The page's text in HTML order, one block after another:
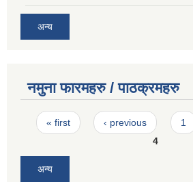
अन्य
नमुना फारमहरु / पाठक्रमहरु
Pages
« first ‹ previous 1
4
अन्य